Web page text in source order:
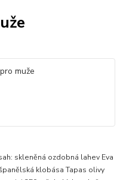
skleněná ozdobná lahev Eva
klobása Tapas olivy